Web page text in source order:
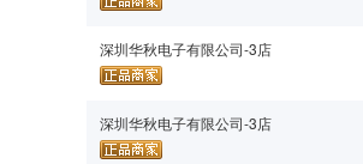
深圳华秋电子有限公司-3店
深圳华秋电子有限公司-3店